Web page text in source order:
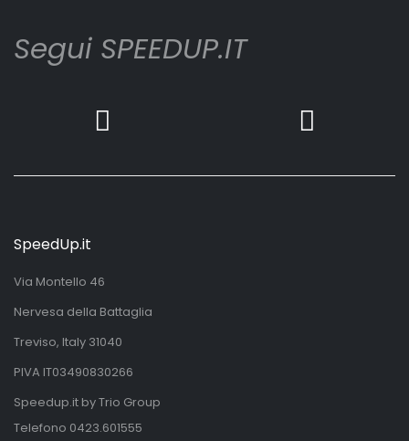
Segui SPEEDUP.IT
SpeedUp.it
Via Montello 46
Nervesa della Battaglia
Treviso, Italy 31040
PIVA IT03490830266
Speedup.it by Trio Group
Telefono 0423.601555